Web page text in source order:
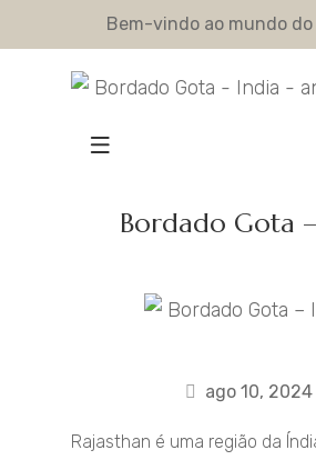
Bem-vindo ao mundo do
Bordado Gota
ago 10, 2024
Rajasthan é uma região da